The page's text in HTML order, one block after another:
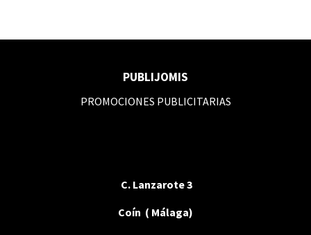
PUBLIJOMIS
PROMOCIONES PUBLICITARIAS
C. Lanzarote 3
Coín ( Málaga)